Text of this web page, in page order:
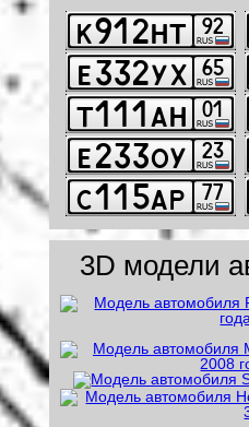
3D модели